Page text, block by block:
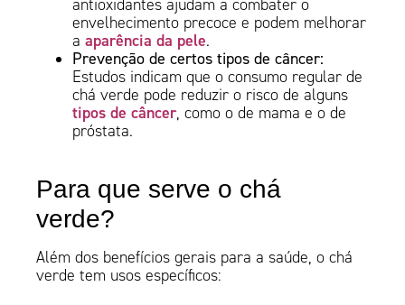
antioxidantes ajudam a combater o
envelhecimento precoce e podem melhorar
aaparência da pele.
Prevenção de certos tipos de câncer:
Estudos indicam que o consumo regular de
chá verde pode reduzir o risco de alguns
tipos de câncer, como o de mama e o de
próstata.
Para que serve o chá
verde?
Além dos benefícios gerais para a saúde, o chá
verde tem usos específicos: